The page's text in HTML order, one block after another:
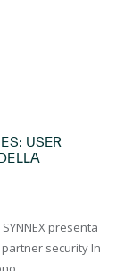
USER
SYNNEX presenta
security In